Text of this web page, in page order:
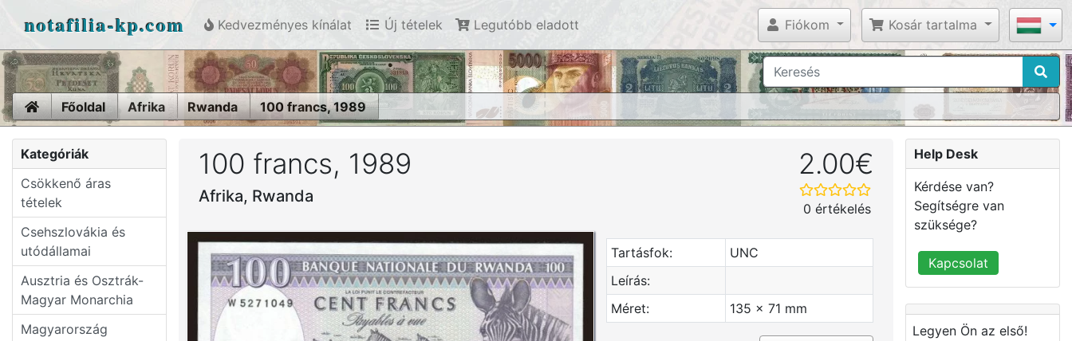
notafilia-kp.com Kedvezményes kínálat Új tételek Legutóbb eladott Fiókom Kosár tartalma
HomeFőoldal Afrika Rwanda 100 francs, 1989
Kategóriák
Csökkenő áras
tételek
Csehszlovákia és
utódállamai
Ausztria és Osztrák-
Magyar Monarchia
Magyarország
100 francs, 1989
Afrika, Rwanda
2.00€
0 értékelés
Tartásfok:
UNC
Leírás:
Méret:
135 x 71 mm
Help Desk
Kérdése van?
Segítségre van
szüksége?
Kapcsolat
Legyen Ön az első!